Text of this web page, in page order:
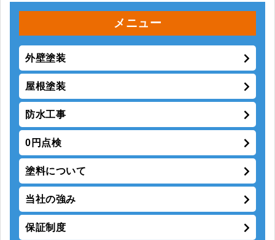
メニュー
外壁塗装
屋根塗装
防水工事
0円点検
塗料について
当社の強み
保証制度